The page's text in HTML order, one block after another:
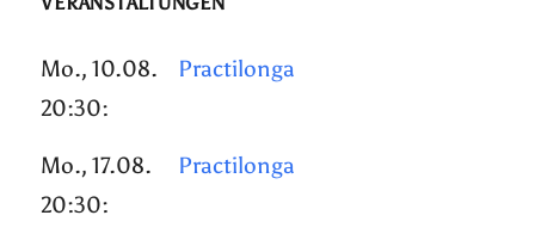
Mo., 10.08.
20:30:
Practilonga
Mo., 17.08.
20:30:
Practilonga